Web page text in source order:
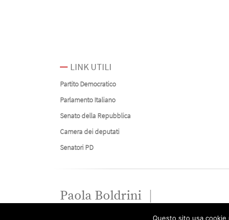
LINK UTILI
Partito Democratico
Parlamento Italiano
Senato della Repubblica
Camera dei deputati
Senatori PD
Paola Boldrini
Questo sito usa cookie